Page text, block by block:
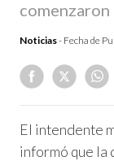
comenzaron
Noticias- Fecha de
El intendente
informó que la